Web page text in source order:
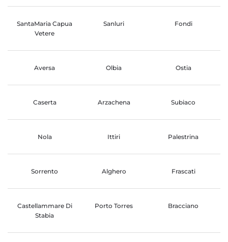
SantaMaria Capua
Vetere
Sanluri Fondi
Aversa Olbia Ostia
Caserta Arzachena Subiaco
Nola Ittiri Palestrina
Sorrento Alghero Frascati
Castellammare Di
Stabia
Porto Torres Bracciano